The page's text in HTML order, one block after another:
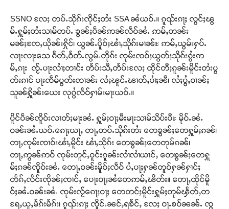
Support SHAN
တႃႇႁႂ်ႈသဵင်ၵၢင်ၸႂ်ၵူၼ်းမိူင်း ၵူႈတီႈၵူႈလႅၼ်ပေႃးတေၸွ
တ်ႇ တူဝ်ႈလုမ်ႈၾႃႉၼၼ်ႉ ၶဝ်ႈႁူမ်ႈၵမ်ႉထႅမ် ၸုမ်းၶၢ
ဝ်ႇၽူႈတွႆႇႁွၵ်ႈ လႆႈယူႇၶႃႈဢေႃႈ။
Donate Now
SSNO လႄႈ တပ်ႉသိုၵ်းၸိုင်ႈတႆး SSA ၼႆယဝ်ႉ။ ၵူၺ်းၵႃႈ လွင်ႈၽွ
မ်ႉႁူမ်ႈတႆးသၢမ်တပ်ႉ ၶွၼ်ႈပဵၼ်ဢၼ်လဵဝ်ၼႆႉ ဢမ်ႇတၼ်း
မၼ်ႈၸႄႇယိုၼ်းႁိုင်၊ ယွၼ်ႉပိူဝ်ႈၽၢႆႇသိုၵ်းမၢၼ်ႊ ဢမ်ႇယွမ်းႁပ်ႉ
လႃးလႃး​​သေ ၵႅတ်ႇဝႅတ်ႉလွမ်ႉတိုၵ်း​​ ၸုမ်းၸဝ်ႈယွတ်ႈသိုၵ်းၵွႆးဢ
မ်ႇၵႃး ၸႂ်ႉပႃးလၢႆႈတၢင်း တႅပ်းသီႇတႅပ်းလႄႈ ထိုင်တီႈၵူၼ်းမိူင်းတႆးပွ
တ်းၵၢင် ပႃးၸဵမ်ပွတ်းၸၢၼ်း လႆႈၽူင်ႉၽၢတ်ႇပၢႆႈၼီ၊ လႆႈပွႆႇဝၢၼ်ႈ
သူၼ်ႁိူၼ်း​​ယေး လုၵွႆလႅဝ်ႁၢမ်းမႃးယဝ်ႉ။
ပိူင်ပဵၼ်ၸိူဝ်းလၢတ်ႈမႃးၼႆႉ ႁူမ်ႈဝႃႈမီးမႃးသၢမ်သိပ်းပီႊ မိုဝ်ႉၼႆႉ
ဝၼ်းၼႆႉယဝ်ႉ​​ၵေႃႈယႃႇ တႃႇတပ်ႉသိုၵ်းတႆး ​​တေၶွၼ်ႈ​​တေႁူမ်ႈၵၼ်၊
တႃႇၸုမ်းၸၢဝ်းၽၢႆႇမိူင်း ၽၢႆႇသိုၵ်း ​​တေၶွၼ်ႈ​​တေတုမ်ၵၼ်၊
တႃႇဢွၼ်ဢဝ် ၸုမ်းတူင်ႇဝူင်းၵူၼ်းလၢႆလၢႆယၢင်ႇ ​တေၶွၼ်ႈ​​တေႁူ
မ်ႈၵၼ်ၸိူဝ်းၼႆႉ ​​တေႃႇဝၼ်းမိူဝ်ႈလဵဝ် ပႆႇပႃႈႁၼ်တူဝ်ႁၼ်ႁၢင်ႈ
တႅၵ်ႇလႅင်းၸိုၼ်ႈၸၢင်ႇ ​​ပေႃးဝႃႈၼႆ​​တေဢမ်ႇၽိတ်း။ ​​တေႃႇထိုင်မိူ
ဝ်ႈၼႆႉဝၼ်းၼႆႉ ၸုမ်းလႂ်​​ၵေႃႈဝႃႈ ​​တေတင်ႈမိူင်းႁူမ်ႈတုမ်ၾႅတ်ႇတ
ရႄႇယူႇမႅၵ်းမႅၵ်း၊ ၵူၺ်းၵႃႈ ၸိူင်ႉၼင်ႇရၶႅင်ႇ လႄႈ ဝႃႉၶဝ်ၼၼ်ႉ ၸွ